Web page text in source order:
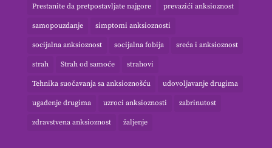
Prestanite da pretpostavljate najgore prevazići anksioznost
samopouzdanje simptomi anksioznosti
socijalna anksioznost socijalna fobija sreća i anksioznost
strah Strah od samoće strahovi
Tehnika suočavanja sa anksioznošću udovoljavanje drugima
ugađenje drugima uzroci anksioznosti zabrinutost
zdravstvena anksioznost žaljenje